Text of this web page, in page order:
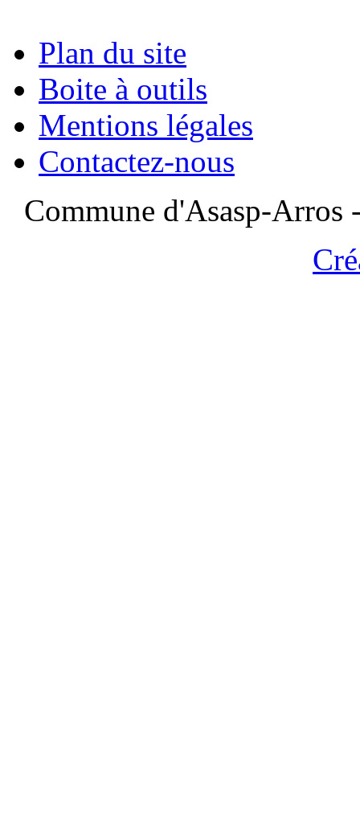
Plan du site
Boite à outils
Mentions légales
Contactez-nous
Commune d'Asasp-Arros